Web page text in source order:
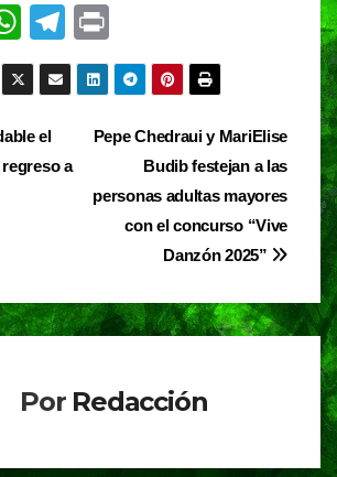
W
h
at
s
A
T
el
e
gr
a
m
in
t
Pepe Chedraui y MariElise
Budib festejan a las
personas adultas mayores
con el concurso “Vive
Danzón 2025”
el
a
Por Redacción